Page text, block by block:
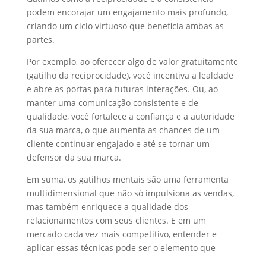
podem encorajar um engajamento mais profundo,
criando um ciclo virtuoso que beneficia ambas as
partes.
Por exemplo, ao oferecer algo de valor gratuitamente
(gatilho da reciprocidade), você incentiva a lealdade
e abre as portas para futuras interações. Ou, ao
manter uma comunicação consistente e de
qualidade, você fortalece a confiança e a autoridade
da sua marca, o que aumenta as chances de um
cliente continuar engajado e até se tornar um
defensor da sua marca.
Em suma, os gatilhos mentais são uma ferramenta
multidimensional que não só impulsiona as vendas,
mas também enriquece a qualidade dos
relacionamentos com seus clientes. E em um
mercado cada vez mais competitivo, entender e
aplicar essas técnicas pode ser o elemento que